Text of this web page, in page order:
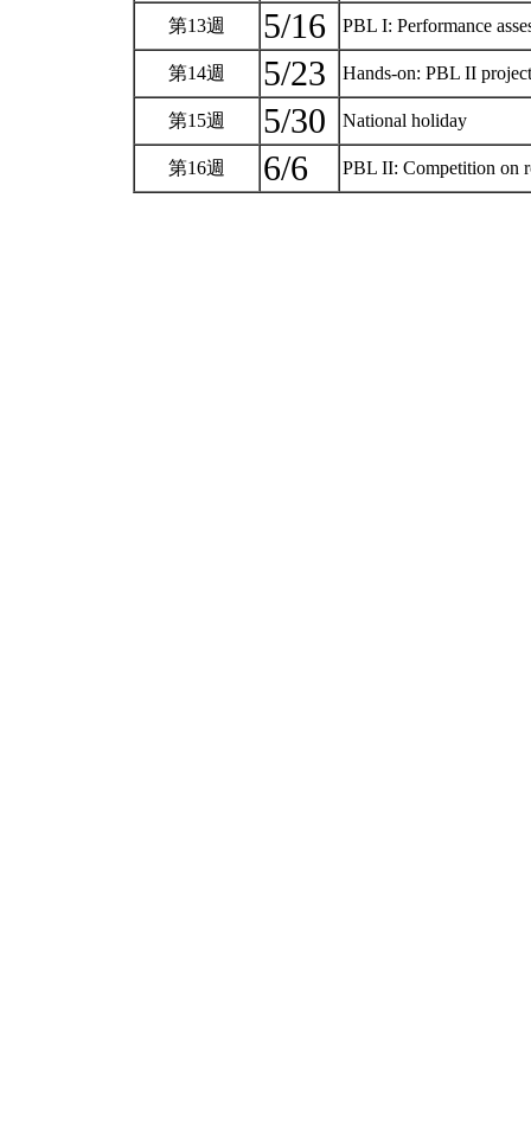
第13週 5/16 PBL I: Performance
第14週 5/23 Hands-on: PBL II
第15週 5/30 National holiday
第16週 6/6 PBL II: Competition on